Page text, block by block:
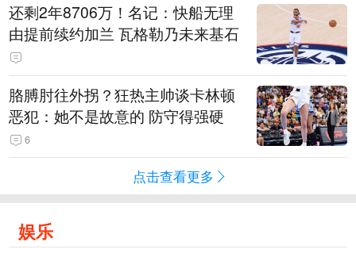
还剩2年8706万！名记：快船无理
由提前续约加兰 瓦格勒乃未来基石
胳膊肘往外拐？狂热主帅谈卡林顿
恶犯：她不是故意的 防守得强硬
6
点击查看更多
娱乐